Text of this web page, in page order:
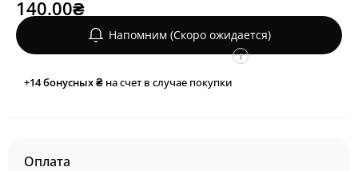
140.00₴
Напомним (Скоро ожидается)
+14бонусных ₴ на счет в случае покупки
i
Оплата